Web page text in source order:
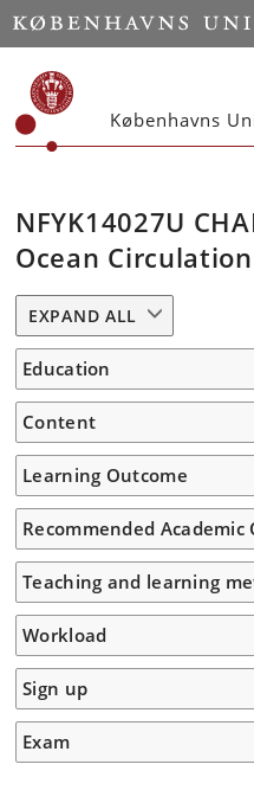
Københavns
NFYK14027U
Ocean Circulation
EXPAND ALL
Education
Content
Learning Outcome
Recommended
Teaching and learning
Workload
Sign up
Exam